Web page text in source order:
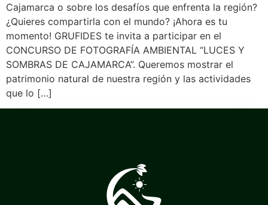
Cajamarca o sobre los desafíos que enfrenta la región?
¿Quieres compartirla con el mundo? ¡Ahora es tu
momento! GRUFIDES te invita a participar en el
CONCURSO DE FOTOGRAFÍA AMBIENTAL “LUCES Y
SOMBRAS DE CAJAMARCA”. Queremos mostrar el
patrimonio natural de nuestra región y las actividades
que lo […]